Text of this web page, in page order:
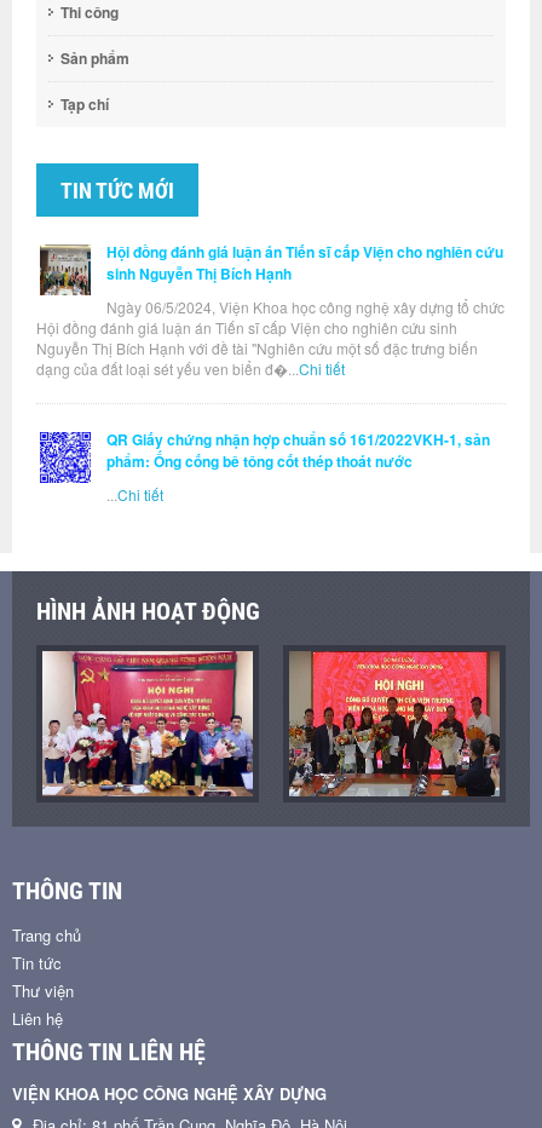
Thi công
Sản phẩm
Tạp chí
TIN TỨC MỚI
Hội đồng đánh giá luận án Tiến sĩ cấp Viện cho nghiên cứu
sinh Nguyễn Thị Bích Hạnh
Ngày 06/5/2024, Viện Khoa học công nghệ xây dựng tổ chức
Hội đồng đánh giá luận án Tiến sĩ cấp Viện cho nghiên cứu sinh
Nguyễn Thị Bích Hạnh với đề tài "Nghiên cứu một số đặc trưng biến
dạng của đất loại sét yếu ven biển đ�... Chi tiết
QR Giấy chứng nhận hợp chuẩn số 161/2022VKH-1, sản
phẩm: Ống cống bê tông cốt thép thoát nước
Chi tiết
HÌNH ẢNH HOẠT ĐỘNG
THÔNG TIN
Trang chủ
Tin tức
Thư viện
Liên hệ
THÔNG TIN LIÊN HỆ
VIỆN KHOA HỌC CÔNG NGHỆ XÂY DỰNG